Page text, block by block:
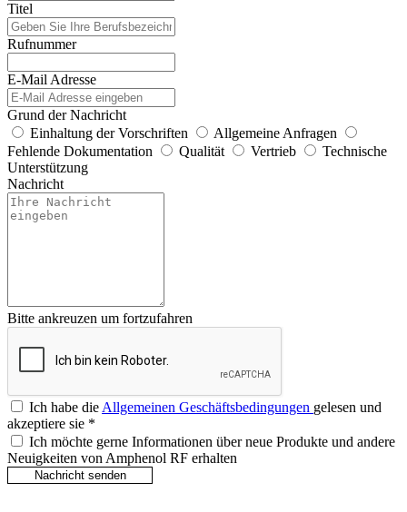
Titel
Rufnummer
E-Mail Adresse
Grund der Nachricht
Einhaltung der Vorschriften
Allgemeine Anfragen
Fehlende Dokumentation
Qualität Vertrieb
Technische
Unterstützung
Nachricht
Bitte ankreuzen um fortzufahren
Ich habe dieAllgemeinen Geschäftsbedingungen gelesen und
akzeptiere sie *
Ich möchte gerne Informationen über neue Produkte und andere
Neuigkeiten von Amphenol RF erhalten